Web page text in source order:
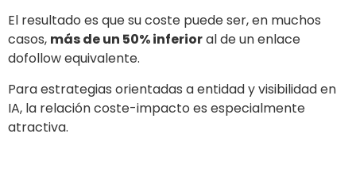
El resultado es que su coste puede ser, en muchos
casos, más de un 50% inferioral de un enlace
dofollow equivalente.
Para estrategias orientadas a entidad y visibilidad en
IA, la relación coste-impacto es especialmente
atractiva.